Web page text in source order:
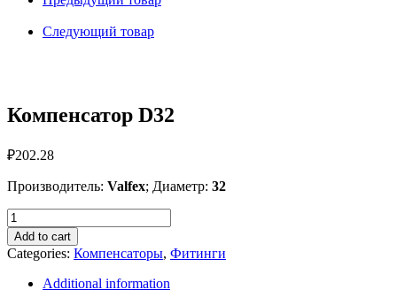
Следующий товар
Компенсатор D32
₽202.28
Производитель: Valfex; Диаметр: 32
Компенсатор
D32
quantity
Add to cart
Categories: Компенсаторы, Фитинги
Additional information